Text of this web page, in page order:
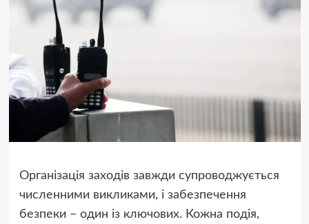
Організація заходів завжди супроводжується
численними викликами, і забезпечення
безпеки – один із ключових. Кожна подія,